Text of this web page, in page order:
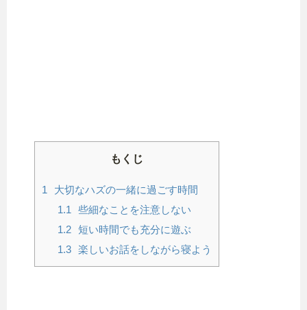
もくじ
1
大切なハズの一緒に過ごす時間
1.1
些細なことを注意しない
1.2
短い時間でも充分に遊ぶ
1.3
楽しいお話をしながら寝よう